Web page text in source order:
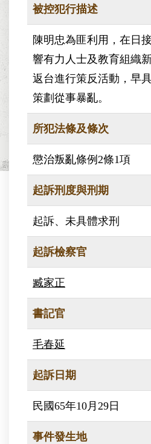
被控犯行描述
陳明忠為匪利用，在日
響有力人士及教育組織
返台進行策反活動，早
策劃從事暴亂。
所犯法條及條次
懲治叛亂條例2條1項
起訴刑度與刑期
起訴、未具體求刑
起訴檢察官
臧家正
書記官
毛春延
起訴日期
民國65年10月29日
事件發生地